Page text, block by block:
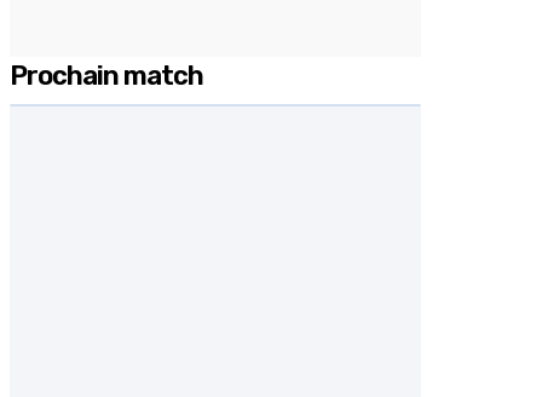
Prochain match